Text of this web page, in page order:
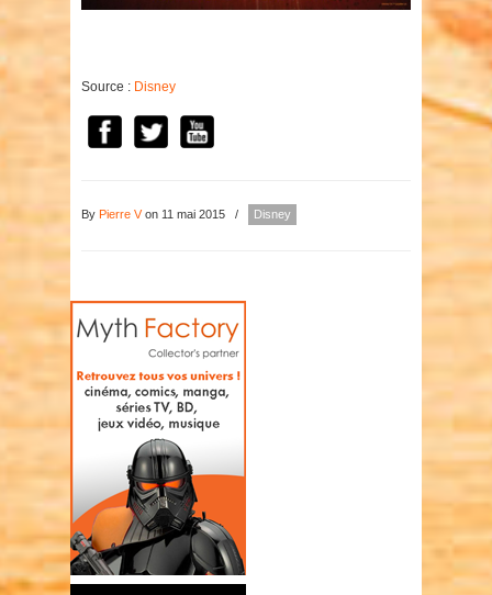
Source : Disney
By Pierre Von 11 mai 2015 / Disney